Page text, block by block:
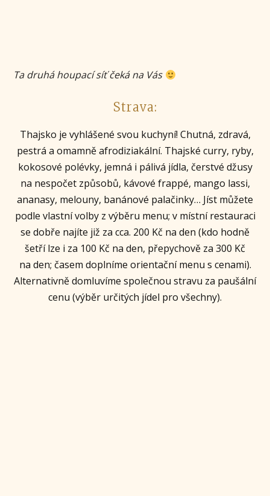
Ta druhá houpací síť čeká na Vás
Strava:
Thajsko je vyhlášené svou kuchyní! Chutná, zdravá,
pestrá a omamně afrodiziakální. Thajské curry, ryby,
kokosové polévky, jemná i pálivá jídla, čerstvé džusy
na nespočet způsobů, kávové frappé, mango lassi,
ananasy, melouny, banánové palačinky… Jíst můžete
podle vlastní volby z výběru menu; v místní restauraci
se dobře najíte již za cca. 200 Kč na den (kdo hodně
šetří lze i za 100 Kč na den, přepychově za 300 Kč
na den; časem doplníme orientační menu s cenami).
Alternativně domluvíme společnou stravu za paušální
cenu (výběr určitých jídel pro všechny).